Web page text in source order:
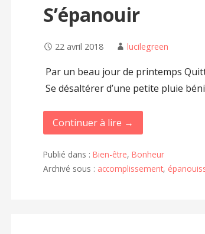
S’épanouir
22 avril 2018 lucilegreen
Par un beau jour de printemps
Se désaltérer d’une petite pluie
Continuer à lire →
Publié dans : Bien-être, Bonheur
Archivé sous : accomplissement,